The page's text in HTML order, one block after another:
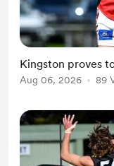
Kingston proves
Aug 06, 2026 89